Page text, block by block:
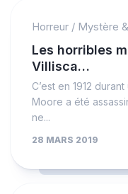
Horreur / Mystère
Les horribles
Villisca…
C’est en 1912
Moore a été
ne...
28 MARS 2019